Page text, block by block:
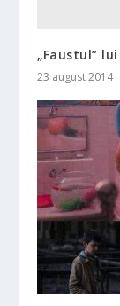
„Faustul”
23 august 2014